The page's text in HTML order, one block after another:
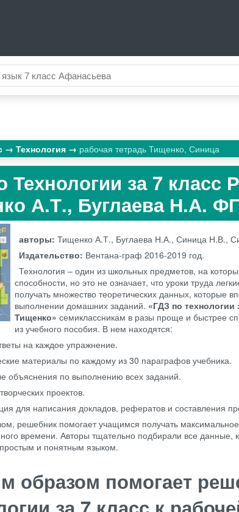
Технология рабочая тетрадь Тищенко, Синица
Технологии за 7 класс
А.Т., Буглаева Н.А.
авторы:Тищенко А.Т., Буглаева Н.А., Синица Н.В.,
Издательство: Вентана-граф 2016-2019 год.
Технология – один из школьных предметов, на
способности, но это не означает, что уроки труда
получать множество теоретических данных, которые
выполнении домашних заданий. «ГДЗ по технологии
Тищенко» семиклассникам в разы проще и быстрее
из учебного пособия. В нем находятся:
на каждое упражнение.
материалы по каждому из 30 параграфов учебника.
объяснения по выполнению всех заданий.
проектов.
для написания докладов, рефератов и составления
решебник помогает учащимся получать
времени. Авторы тщательно подбирали все данные,
и понятным языком.
образом помогает